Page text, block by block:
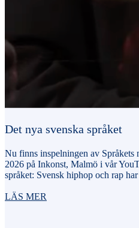
Det nya svenska språket
Nu finns inspelningen av Språkets
2026 på Inkonst, Malmö i vår
språket: Svensk hiphop och rap
LÄS MER